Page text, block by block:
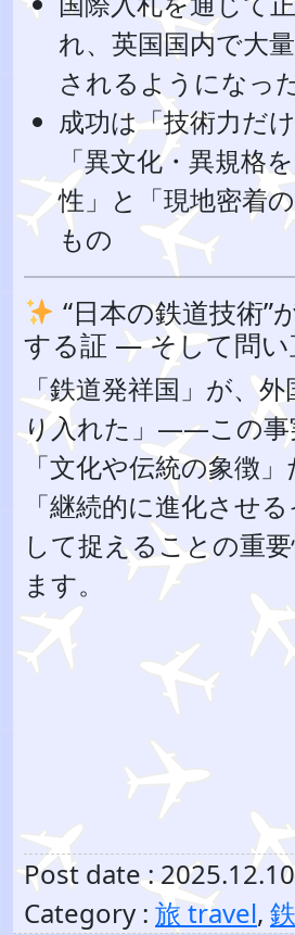
れ、英国国内で大
されるようになっ
成功は「技術力だ
「異文化・異規格
性」と「現地密着
もの
“日本の鉄道技術”
する証 — そして問い
「鉄道発祥国」が、
り入れた」――この事
「文化や伝統の象徴」
「継続的に進化させ
して捉えることの重
ます。
Post date :
Category : 旅 travel,